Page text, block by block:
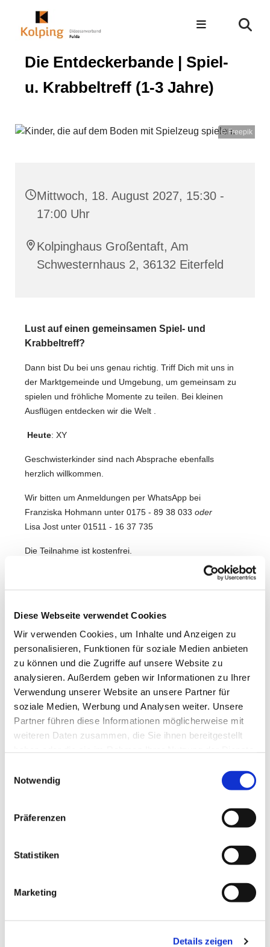
Diese Webseite verwendet Cookies
Wir verwenden Cookies, um Inhalte und Anzeigen zu
personalisieren, Funktionen für soziale Medien anbieten
zu können und die Zugriffe auf unsere Website zu
analysieren. Außerdem geben wir Informationen zu Ihrer
Verwendung unserer Website an unsere Partner für
soziale Medien, Werbung und Analysen weiter. Unsere
Partner führen diese Informationen möglicherweise mit
weiteren Daten zusammen, die Sie ihnen bereitgestellt
Notwendig
Präferenzen
Statistiken
Marketing
Details zeigen
Die Entdeckerbande | Spiel-
u. Krabbeltreff (1-3 Jahre)
© Freepik
Mittwoch, 18. August 2027, 15:30 -
17:00 Uhr
Kolpinghaus Großentaft, Am
Schwesternhaus 2, 36132 Eiterfeld
Lust auf einen gemeinsamen Spiel- und
Krabbeltreff?
Dann bist Du bei uns genau richtig. Triff Dich mit uns in
der Marktgemeinde und Umgebung, um gemeinsam zu
spielen und fröhliche Momente zu teilen. Bei kleinen
Ausflügen entdecken wir die Welt .
Heute: XY
Geschwisterkinder sind nach Absprache ebenfalls
herzlich willkommen.
Wir bitten um Anmeldungen per WhatsApp bei
Franziska Hohmann unter 0175 - 89 38 033 oder
Lisa Jost unter 01511 - 16 37 735
Die Teilnahme ist kostenfrei.
Dies könnte Sie auch